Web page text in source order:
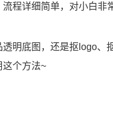
程详细简单，对小白非
明底图，还是抠logo、
这个方法~